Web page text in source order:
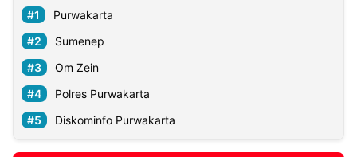
Purwakarta
Sumenep
Om Zein
Polres Purwakarta
Diskominfo Purwakarta